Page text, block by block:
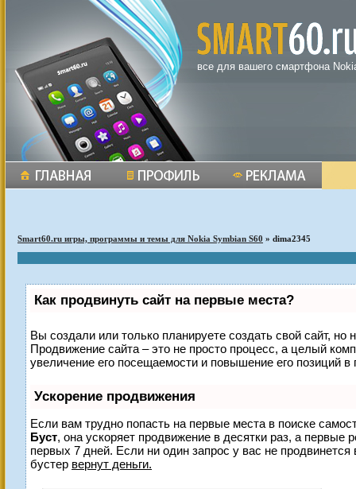
все для вашего смартфона
Smart60.ru игры, программы и темы для Nokia Symbian S60 » dima2345
Как продвинуть сайт на первые места?
Вы создали или только планируете создать свой сайт, но
Продвижение сайта – это не просто процесс, а целый
увеличение его посещаемости и повышение его позиций в
Ускорение продвижения
Если вам трудно попасть на первые места в поиске
Буст, она ускоряет продвижение в десятки раз, а первые
первых 7 дней. Если ни один запрос у вас не
бустер вернут деньги.